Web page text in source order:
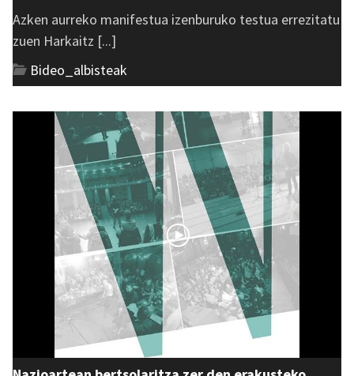
Azken aurreko manifestua izenburuko testua errezitatu
zuen Harkaitz [...]
Bideo_albisteak